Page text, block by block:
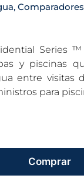
,
Series
y piscinas
entre visitas
para
Comprar